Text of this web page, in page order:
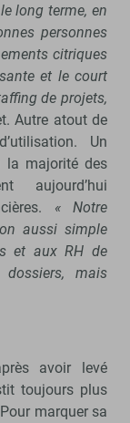
long terme, en
personnes
citriques
et le court
de projets,
Autre atout de
Un
la majorité des
aujourd’hui
« Notre
aussi simple
et aux RH de
mais
avoir levé
toujours plus
marquer sa